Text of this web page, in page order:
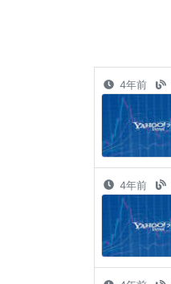
4年前
4年前